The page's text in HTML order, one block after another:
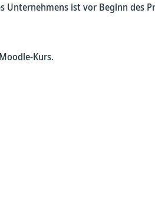
Unternehmens ist vor Beginn
Kurs.